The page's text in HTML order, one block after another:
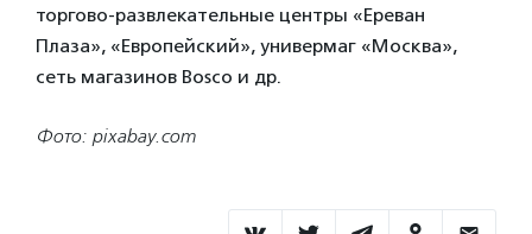
торгово-развлекательные центры «Ереван
Плаза», «Европейский», универмаг «Москва»,
сеть магазинов Bosco и др.
Фото: pixabay.com